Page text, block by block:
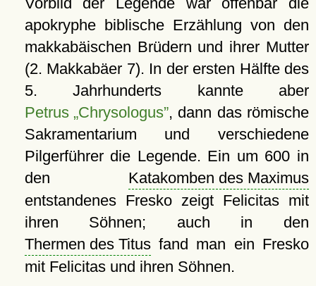
apokryphe biblische Erzählung von den
makkabäischen Brüdern und ihrer Mutter
(2. Makkabäer 7). In der ersten Hälfte des
5. Jahrhunderts kannte aber
Petrus „Chrysologus”, dann das römische
Sakramentarium und verschiedene
Pilgerführer die Legende. Ein um 600 in
den Katakomben des Maximus
entstandenes Fresko zeigt Felicitas mit
ihren Söhnen; auch in den
Thermen des Titusfand man ein Fresko
mit Felicitas und ihren Söhnen.